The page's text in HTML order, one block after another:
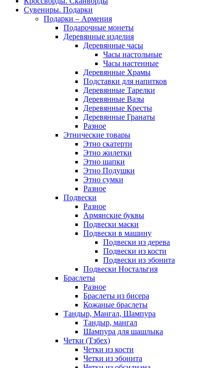
Сувениры. Подарки
Подарки – Армения
Подарочные монеты
Деревянные изделия
Деревянные часы
Часы настольные
Часы настенные
Деревянные Храмы
Подставки для напитков
Деревянные Тарелки
Деревянные Вазы
Деревянные Кресты
Деревянные Гранаты
Разное
Этнические товары
Этно скатерти
Этно жилетки
Этно шапки
Этно Подушки
Этно сумки
Разное
Подвески
Разное
Армянские буквы
Подвески маски
Подвески в машину
Подвески из дерева
Подвески из кости
Подвески из эбонита
Подвески Ностальгия
Браслеты
Разное
Браслеты из бисера
Кожаные браслеты
Тандыр, Мангал, Шампура
Тандыр, мангал
Шампура для шашлыка
Четки (Тзбех)
Четки из кости
Четки из эбонита